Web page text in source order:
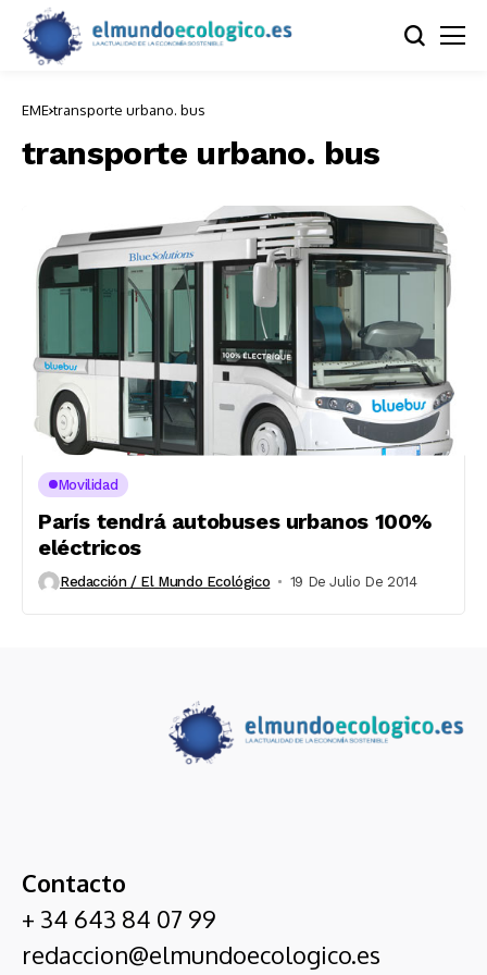
EME transporte urbano. bus
transporte urbano. bus
Movilidad
París tendrá autobuses urbanos 100%
eléctricos
Redacción / El Mundo Ecológico 19 De Julio De 2014
Contacto
+ 34 643 84 07 99
redaccion@elmundoecologico.es